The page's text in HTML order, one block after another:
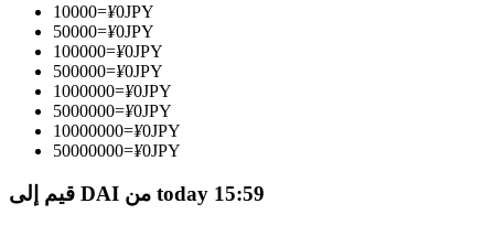
انضم إلى أفضل المتداولين
10000=¥0JPY
50000=¥0JPY
100000=¥0JPY
500000=¥0JPY
1000000=¥0JPY
5000000=¥0JPY
10000000=¥0JPY
50000000=¥0JPY
قيم إلى DAI من today 15:59